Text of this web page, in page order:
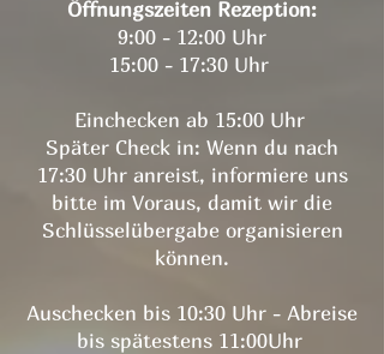
Öffnungszeiten Rezeption:
9:00 - 12:00 Uhr
15:00 - 17:30 Uhr
Einchecken ab 15:00 Uhr
Später Check in: Wenn du nach
17:30 Uhr anreist, informiere uns
bitte im Voraus, damit wir die
Schlüsselübergabe organisieren
können.
Auschecken bis 10:30 Uhr - Abreise
bis spätestens 11:00Uhr